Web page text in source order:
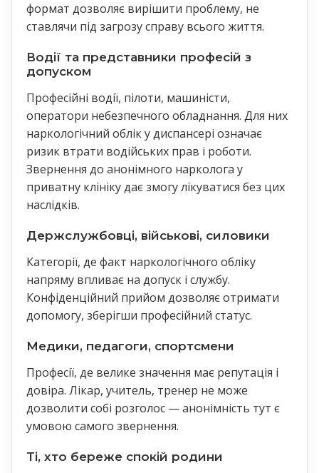
формат дозволяє вирішити проблему, не
ставлячи під загрозу справу всього життя.
Водії та представники професій з
допуском
Професійні водії, пілоти, машиністи,
оператори небезпечного обладнання. Для них
наркологічний облік у диспансері означає
ризик втрати водійських прав і роботи.
Звернення до анонімного нарколога у
приватну клініку дає змогу лікуватися без цих
наслідків.
Держслужбовці, військові, силовики
Категорії, де факт наркологічного обліку
напряму впливає на допуск і службу.
Конфіденційний прийом дозволяє отримати
допомогу, зберігши професійний статус.
Медики, педагоги, спортсмени
Професії, де велике значення має репутація і
довіра. Лікар, учитель, тренер не може
дозволити собі розголос — анонімність тут є
умовою самого звернення.
Ті, хто береже спокій родини